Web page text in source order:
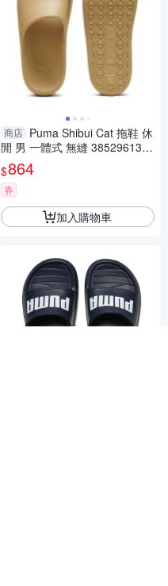
商店 Puma Shibui Cat 拖鞋 休
閒 男 一體式 無縫 38529613
土色
$864
券
加入購物車